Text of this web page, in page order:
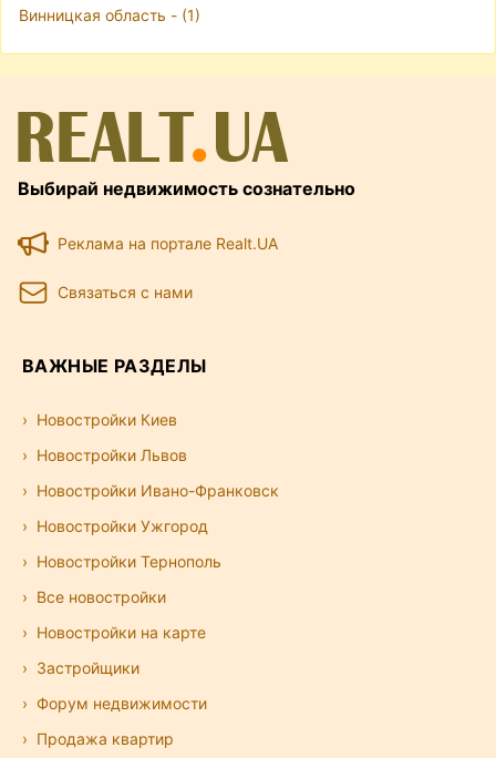
Винницкая область - (1)
Выбирай недвижимость сознательно
Реклама на портале Realt.UA
Связаться с нами
ВАЖНЫЕ РАЗДЕЛЫ
Новостройки Киев
Новостройки Львов
Новостройки Ивано-Франковск
Новостройки Ужгород
Новостройки Тернополь
Все новостройки
Новостройки на карте
Застройщики
Форум недвижимости
Продажа квартир